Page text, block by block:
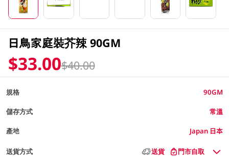
日鳥家庭裝芥辣 90GM
$33.00$40.00
規格 90GM
儲存方式 常溫
產地 Japan 日本
送貨方式 送貨 門市自取